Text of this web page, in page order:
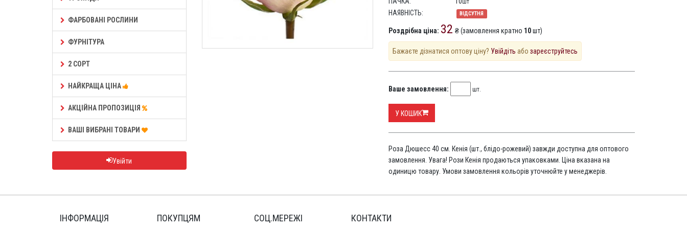
ФАРБОВАНІ РОСЛИНИ
ФУРНІТУРА
2 СОРТ
НАЙКРАЩА ЦІНА
АКЦІЙНА ПРОПОЗИЦІЯ
ВАШІ ВИБРАНІ ТОВАРИ
Увійти
НАЯВНІСТЬ: ВІДСУТНЯ
Роздрібна ціна: 32 ₴ (замовлення кратно 10шт)
Бажаєте дізнатися оптову ціну? Увійдіть абозареєструйтесь
Ваше замовлення: шт.
У КОШИК
Роза Дюшесс 40 см. Кенія (шт., блідо-рожевий) завжди доступна для оптового
замовлення. Увага! Рози Кенія продаються упаковками. Ціна вказана на
одиницю товару. Умови замовлення кольорів уточнюйте у менеджерів.
ІНФОРМАЦІЯ ПОКУПЦЯМ СОЦ.МЕРЕЖІ КОНТАКТИ